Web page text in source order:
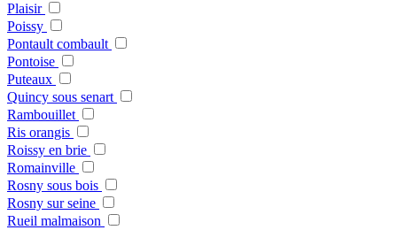
Plaisir
Poissy
Pontault combault
Pontoise
Puteaux
Quincy sous senart
Rambouillet
Ris orangis
Roissy en brie
Romainville
Rosny sous bois
Rosny sur seine
Rueil malmaison